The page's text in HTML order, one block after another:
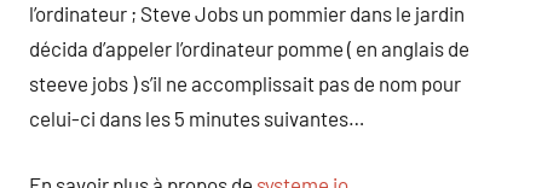
l’ordinateur ; Steve Jobs un pommier dans le jardin
décida d’appeler l’ordinateur pomme ( en anglais de
steeve jobs ) s’il ne accomplissait pas de nom pour
celui-ci dans les 5 minutes suivantes…